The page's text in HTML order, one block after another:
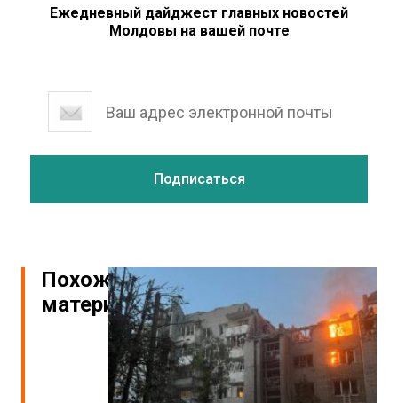
Ежедневный дайджест главных новостей
Молдовы на вашей почте
Похожие
материалы